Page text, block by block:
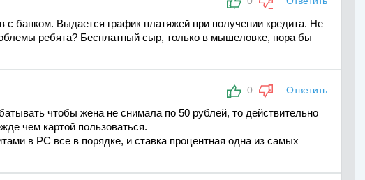
с банком. Выдается график платяжей при получении кредита. Не
ребята? Бесплатный сыр, только в мышеловке, пора бы
0 Ответить
чтобы жена не снимала по 50 рублей, то действительно
чем картой пользоваться.
в РС все в порядке, и ставка процентная одна из самых